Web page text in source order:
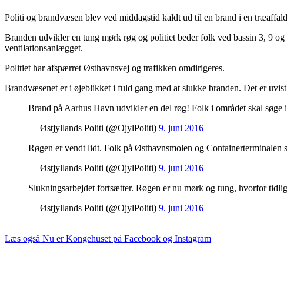
Politi og brandvæsen blev ved middagstid kaldt ud til en brand i en
Branden udvikler en tung mørk røg og politiet beder folk ved bassin 3, 9
ventilationsanlægget.
Politiet har afspærret Østhavnsvej og trafikken omdirigeres.
Brandvæsenet er i øjeblikket i fuld gang med at slukke branden. Det er
Brand på Aarhus Havn udvikler en del røg! Folk i området skal søge
— Østjyllands Politi (@OjylPoliti) 9. juni 2016
Røgen er vendt lidt. Folk på Østhavnsmolen og
— Østjyllands Politi (@OjylPoliti) 9. juni 2016
Slukningsarbejdet fortsætter. Røgen er nu mørk og tung, hvorfor
— Østjyllands Politi (@OjylPoliti) 9. juni 2016
Læs også Nu er Kongehuset på Facebook og Instagram